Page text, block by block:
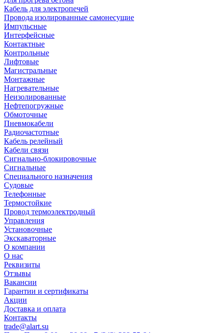
Кабель для электропечей
Провода изолированные самонесущие
Импульсные
Интерфейсные
Контактные
Контрольные
Лифтовые
Магистральные
Монтажные
Нагревательные
Неизолированные
Нефтепогружные
Обмоточные
Пневмокабели
Радиочастотные
Кабель релейный
Кабели связи
Сигнально-блокировочные
Сигнальные
Специального назначения
Судовые
Телефонные
Термостойкие
Провод термоэлектродный
Управления
Установочные
Экскаваторные
О компании
О нас
Реквизиты
Отзывы
Вакансии
Гарантии и сертификаты
Акции
Доставка и оплата
Контакты
trade@alart.su